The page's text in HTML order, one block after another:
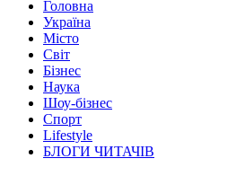
Головна
Україна
Місто
Світ
Бізнес
Наука
Шоу-бізнес
Спорт
Lifestyle
БЛОГИ ЧИТАЧІВ